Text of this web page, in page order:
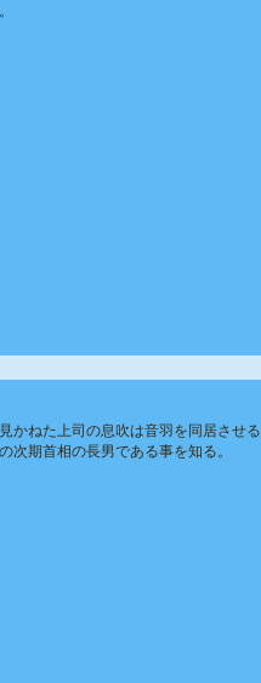
かねた上司の息吹は音羽を同居させる
次期首相の長男である事を知る。